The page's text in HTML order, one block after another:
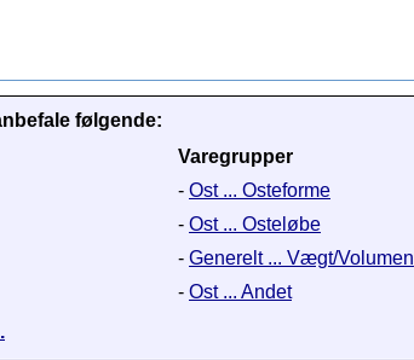
følgende:
Varegrupper
- Ost ... Osteforme
- Ost ... Osteløbe
- Generelt ... Vægt/Volumen
- Ost ... Andet